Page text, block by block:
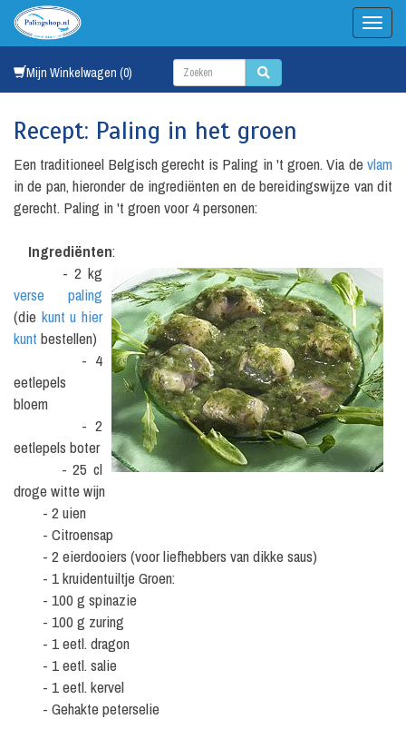
Mijn Winkelwagen (0)
Recept: Paling in het groen
Een traditioneel Belgisch gerecht is Paling in 't groen. Via devlam
in de pan, hieronder de ingrediënten en de bereidingswijze van dit
gerecht. Paling in 't groen voor 4 personen:
Ingrediënten:
- 2 kg
verse paling
(die kunt u hier
kunt bestellen)
- 4
eetlepels
bloem
- 2
eetlepels boter
- 25 cl
droge witte wijn
- 2 uien
- Citroensap
- 2 eierdooiers (voor liefhebbers van dikke saus)
- 1 kruidentuiltje Groen:
- 100 g spinazie
- 100 g zuring
- 1 eetl. dragon
- 1 eetl. salie
- 1 eetl. kervel
- Gehakte peterselie